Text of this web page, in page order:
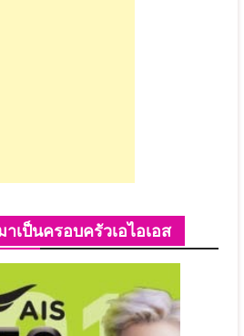
เป็นครอบครัวเอไอเอส